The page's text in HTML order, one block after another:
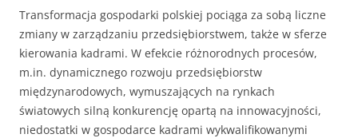
Transformacja gospodarki polskiej pociąga za sobą liczne
zmiany w zarządzaniu przedsiębiorstwem, także w sferze
kierowania kadrami. W efekcie różnorodnych procesów,
m.in. dynamicznego rozwoju przedsię­biorstw
międzynarodowych, wymuszających na rynkach
światowych silną konkurencję opartą na innowacyjności,
niedostatki w gospodarce kadrami wykwalifikowanymi